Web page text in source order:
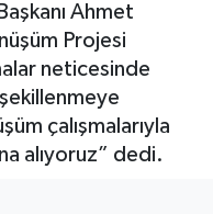
Ahmet
Projesi
neticesinde
çalışmalarıyla
alıyoruz” dedi.